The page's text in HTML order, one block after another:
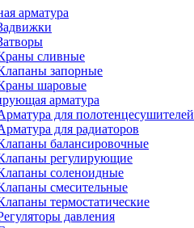
арматура
сливные
запорные
шаровые
арматура
для полотенцесушителей
для радиаторов
балансировочные
регулирующие
соленоидные
смесительные
термостатические
давления